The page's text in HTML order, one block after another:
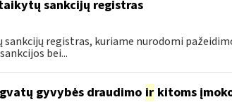
sankcijų registras
registras, kuriame nurodomi
bei...
gyvybės draudimo irkitoms